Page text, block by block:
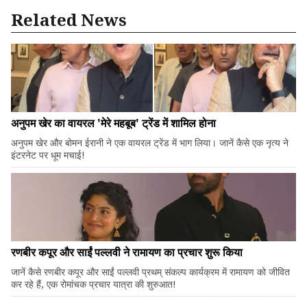
Related News
अनुपम खेर का वायरल 'मेरे महबूब' ट्रेंड में शामिल होना
अनुपम खेर और बोमन ईरानी ने एक वायरल ट्रेंड में भाग लिया। जानें कैसे एक नृत्य ने
इंटरनेट पर धूम मचाई!
रणबीर कपूर और साईं पल्लवी ने रामायण का प्रचार शुरू किया
जानें कैसे रणबीर कपूर और साईं पल्लवी प्रथम् संकल्प कार्यक्रम में रामायण को जीवित
कर रहे हैं, एक रोमांचक प्रचार यात्रा की शुरुआत!